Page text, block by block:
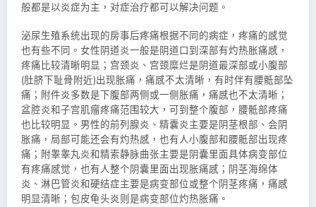
般都是以炎症为主，对症治疗都可以解决问题。
泌尿生殖系统出现的房事后疼痛根据不同的病症，疼痛的感觉
也有些不同。女性阴道炎一般是阴道口到深部有灼热胀痛感，
疼痛比较清晰明显；宫颈炎、宫颈糜烂是阴道最深部或小腹部
(肚脐下耻骨附近)出现胀痛，痛感不太清晰，有时伴有腰骶部坠
痛；附件炎多数是下腹部两侧或一侧胀痛，痛感也不太清晰；
盆腔炎和子宫肌瘤疼痛范围较大，可到整个腹部，腰骶部疼痛
也比较明显。男性的前列腺炎、精囊炎主要是阴茎根部、会阴
胀痛，局部可能还会有灼热感，也有人小腹部和腰骶部出现疼
痛；附睾睾丸炎和精索静脉曲张主要是阴囊里面具体病变部位
有疼痛感觉，也有人整个阴囊里面出现胀痛感；阴茎海绵体
炎、淋巴管炎和硬结症主要是病变部位或整个阴茎疼痛，痛感
明显清晰；包皮龟头炎则是病变部位灼热胀痛。